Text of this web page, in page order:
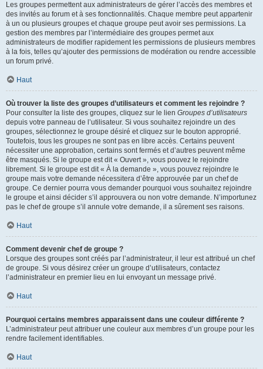
Les groupes permettent aux administrateurs de gérer l’accès des membres et
des invités au forum et à ses fonctionnalités. Chaque membre peut appartenir
à un ou plusieurs groupes et chaque groupe peut avoir ses permissions. La
gestion des membres par l’intermédiaire des groupes permet aux
administrateurs de modifier rapidement les permissions de plusieurs membres
à la fois, telles qu’ajouter des permissions de modération ou rendre accessible
un forum privé.
Haut
Où trouver la liste des groupes d’utilisateurs et comment les rejoindre ?
Pour consulter la liste des groupes, cliquez sur le lien Groupes d’utilisateurs
depuis votre panneau de l’utilisateur. Si vous souhaitez rejoindre un des
groupes, sélectionnez le groupe désiré et cliquez sur le bouton approprié.
Toutefois, tous les groupes ne sont pas en libre accès. Certains peuvent
nécessiter une approbation, certains sont fermés et d’autres peuvent même
être masqués. Si le groupe est dit « Ouvert », vous pouvez le rejoindre
librement. Si le groupe est dit « À la demande », vous pouvez rejoindre le
groupe mais votre demande nécessitera d’être approuvée par un chef de
groupe. Ce dernier pourra vous demander pourquoi vous souhaitez rejoindre
le groupe et ainsi décider s’il approuvera ou non votre demande. N’importunez
pas le chef de groupe s’il annule votre demande, il a sûrement ses raisons.
Haut
Comment devenir chef de groupe ?
Lorsque des groupes sont créés par l’administrateur, il leur est attribué un chef
de groupe. Si vous désirez créer un groupe d’utilisateurs, contactez
l’administrateur en premier lieu en lui envoyant un message privé.
Haut
Pourquoi certains membres apparaissent dans une couleur différente ?
L’administrateur peut attribuer une couleur aux membres d’un groupe pour les
rendre facilement identifiables.
Haut